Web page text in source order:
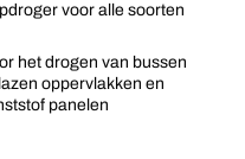
voor alle soorten
het drogen van bussen
oppervlakken en
panelen